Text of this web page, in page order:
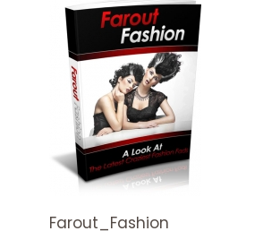
Farout_Fashion